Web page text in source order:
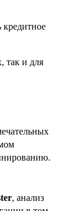
кредитное
так и для
, анализ